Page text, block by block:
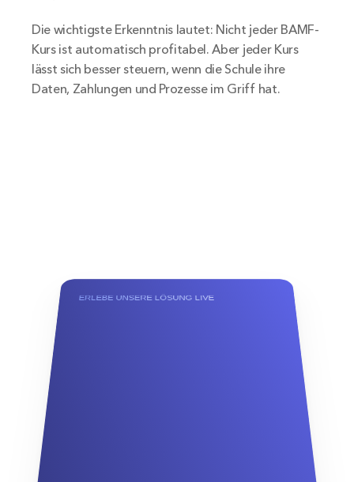
Die wichtigste Erkenntnis lautet: Nicht jeder BAMF-
Kurs ist automatisch profitabel. Aber jeder Kurs
lässt sich besser steuern, wenn die Schule ihre
Daten, Zahlungen und Prozesse im Griff hat.
ERLEBE UNSERE LÖSUNG LIVE